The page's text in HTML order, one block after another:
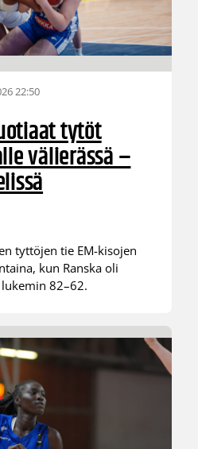
22:50
tytöt
välierässä –
tyttöjen tie EM-kisojen
kun Ranska oli
82–62.